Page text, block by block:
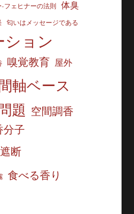
フェヒナーの法則 体臭
匂いはメッセージである
ション
嗅覚教育 屋外
軸ベース
題 空間調香
分子
断
食べる香り